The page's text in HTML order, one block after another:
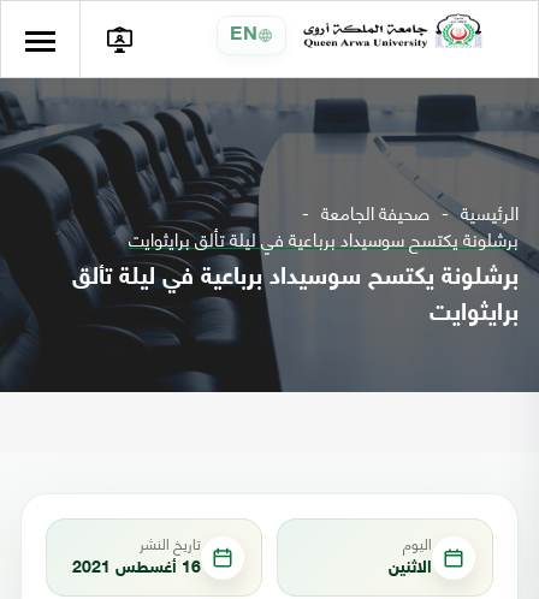
EN
الرئيسية صحيفة الجامعة
برشلونة يكتسح سوسيداد برباعية في ليلة تألق برايثوايت
برشلونة يكتسح سوسيداد برباعية في ليلة تألق
برايثوايت
اليوم
الاثنين
تاريخ النشر
16 أغسطس 2021